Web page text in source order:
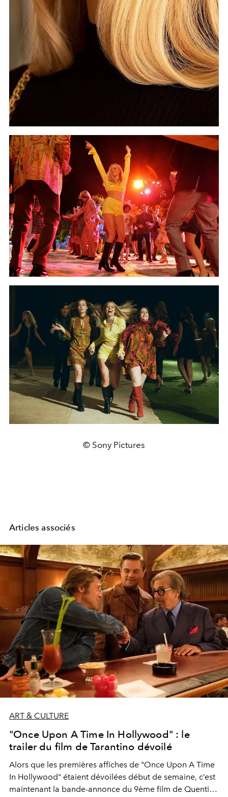
© Sony Pictures
Articles associés
ART & CULTURE
"Once Upon A Time In Hollywood" : le
trailer du film de Tarantino dévoilé
Alors que les premières affiches de "Once Upon A Time
In Hollywood" étaient dévoilées début de semaine, c’est
maintenant la bande-annonce du 9ème film de Quentin